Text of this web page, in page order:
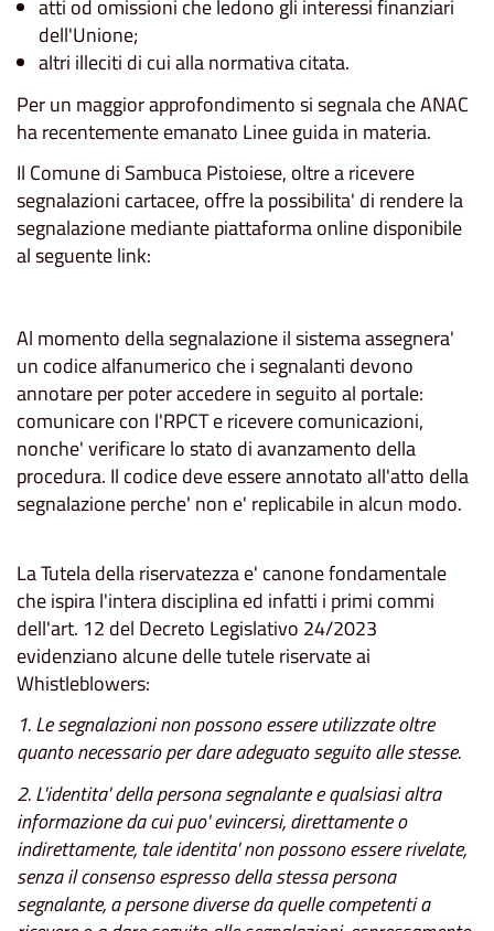
atti od omissioni che ledono gli interessi finanziari
dell'Unione;
altri illeciti di cui alla normativa citata.
Per un maggior approfondimento si segnala che ANAC
ha recentemente emanato Linee guida in materia.
Il Comune di Sambuca Pistoiese, oltre a ricevere
segnalazioni cartacee, offre la possibilita' di rendere la
segnalazione mediante piattaforma online disponibile
al seguente link:
Al momento della segnalazione il sistema assegnera'
un codice alfanumerico che i segnalanti devono
annotare per poter accedere in seguito al portale:
comunicare con l'RPCT e ricevere comunicazioni,
nonche' verificare lo stato di avanzamento della
procedura. Il codice deve essere annotato all'atto della
segnalazione perche' non e' replicabile in alcun modo.
La Tutela della riservatezza e' canone fondamentale
che ispira l'intera disciplina ed infatti i primi commi
dell'art. 12 del Decreto Legislativo 24/2023
evidenziano alcune delle tutele riservate ai
Whistleblowers:
1. Le segnalazioni non possono essere utilizzate oltre
quanto necessario per dare adeguato seguito alle stesse.
2. L'identita' della persona segnalante e qualsiasi altra
informazione da cui puo' evincersi, direttamente o
indirettamente, tale identita' non possono essere rivelate,
senza il consenso espresso della stessa persona
segnalante, a persone diverse da quelle competenti a